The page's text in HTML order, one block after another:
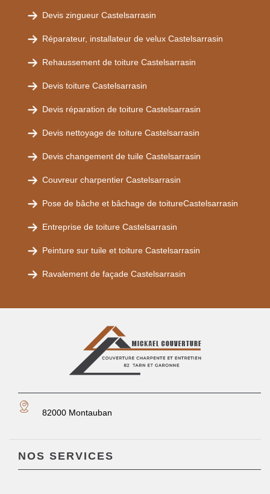
Devis zingueur Castelsarrasin
Réparateur, installateur de velux Castelsarrasin
Rehaussement de toiture Castelsarrasin
Devis toiture Castelsarrasin
Devis réparation de toiture Castelsarrasin
Devis nettoyage de toiture Castelsarrasin
Devis changement de tuile Castelsarrasin
Couvreur charpentier Castelsarrasin
Pose de bâche et bâchage de toitureCastelsarrasin
Entreprise de toiture Castelsarrasin
Peinture sur tuile et toiture Castelsarrasin
Ravalement de façade Castelsarrasin
82000 Montauban
NOS SERVICES